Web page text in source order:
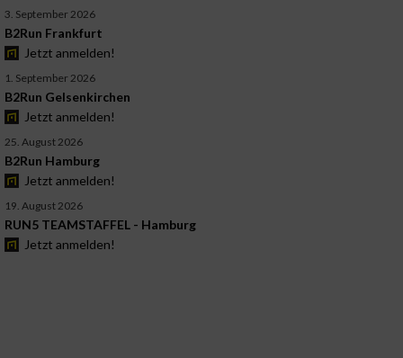
3. September 2026
B2Run Frankfurt
Jetzt anmelden!
1. September 2026
B2Run Gelsenkirchen
Jetzt anmelden!
25. August 2026
B2Run Hamburg
Jetzt anmelden!
19. August 2026
RUN5 TEAMSTAFFEL - Hamburg
Jetzt anmelden!